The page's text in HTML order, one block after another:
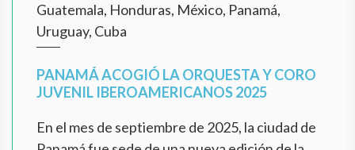
Guatemala, Honduras, México, Panamá,
Uruguay, Cuba
PANAMÁ ACOGIÓ LA ORQUESTA Y CORO
JUVENIL IBEROAMERICANOS 2025
En el mes de septiembre de 2025, la ciudad de